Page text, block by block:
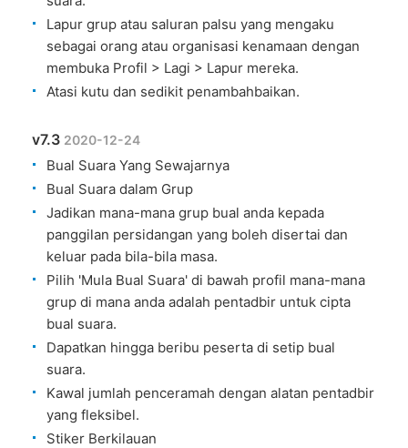
Lapur grup atau saluran palsu yang mengaku
sebagai orang atau organisasi kenamaan dengan
membuka Profil > Lagi > Lapur mereka.
Atasi kutu dan sedikit penambahbaikan.
v7.3 2020-12-24
Bual Suara Yang Sewajarnya
Bual Suara dalam Grup
Jadikan mana-mana grup bual anda kepada
panggilan persidangan yang boleh disertai dan
keluar pada bila-bila masa.
Pilih 'Mula Bual Suara' di bawah profil mana-mana
grup di mana anda adalah pentadbir untuk cipta
bual suara.
Dapatkan hingga beribu peserta di setip bual
suara.
Kawal jumlah penceramah dengan alatan pentadbir
yang fleksibel.
Stiker Berkilauan